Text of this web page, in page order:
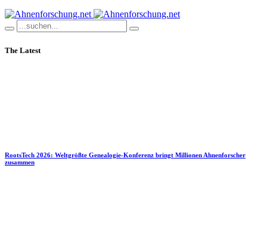
The Latest
RootsTech 2026: Weltgrößte Genealogie-Konferenz bringt Millionen Ahnenforscher
zusammen